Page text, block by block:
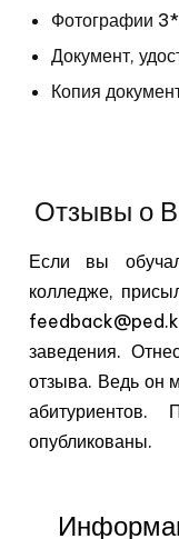
Фотографии
Документ,
Копия
Отзывы о
Если вы
колледже,
заведения.
отзыва. Ведь он
абитуриентов.
опубликованы.